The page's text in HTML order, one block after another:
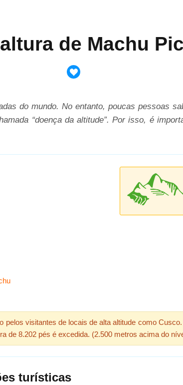
de Machu
do mundo. No entanto, poucas pessoas
“doença da altitude”. Por isso, é
pelos visitantes de locais de alta altitude como
de 8.202 pés é excedida. (2.500 metros acima do
turísticas